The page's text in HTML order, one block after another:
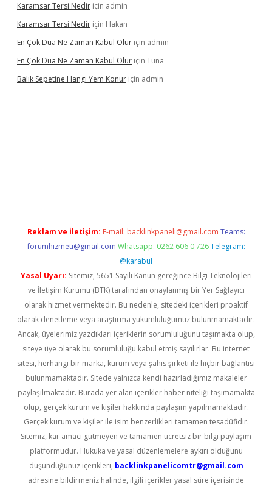
Karamsar Tersi Nedir için admin
Karamsar Tersi Nedir için Hakan
En Çok Dua Ne Zaman Kabul Olur için admin
En Çok Dua Ne Zaman Kabul Olur için Tuna
Balık Sepetine Hangi Yem Konur için admin
Reklam ve İletişim: E-mail: backlinkpaneli@gmail.com Teams:
forumhizmeti@gmail.com Whatsapp: 0262 606 0 726 Telegram:
@karabul
Yasal Uyarı: Sitemiz, 5651 Sayılı Kanun gereğince Bilgi Teknolojileri
ve İletişim Kurumu (BTK) tarafından onaylanmış bir Yer Sağlayıcı
olarak hizmet vermektedir. Bu nedenle, sitedeki içerikleri proaktif
olarak denetleme veya araştırma yükümlülüğümüz bulunmamaktadır.
Ancak, üyelerimiz yazdıkları içeriklerin sorumluluğunu taşımakta olup,
siteye üye olarak bu sorumluluğu kabul etmiş sayılırlar. Bu internet
sitesi, herhangi bir marka, kurum veya şahıs şirketi ile hiçbir bağlantısı
bulunmamaktadır. Sitede yalnızca kendi hazırladığımız makaleler
paylaşılmaktadır. Burada yer alan içerikler haber niteliği taşımamakta
olup, gerçek kurum ve kişiler hakkında paylaşım yapılmamaktadır.
Gerçek kurum ve kişiler ile isim benzerlikleri tamamen tesadüfidir.
Sitemiz, kar amacı gütmeyen ve tamamen ücretsiz bir bilgi paylaşım
platformudur. Hukuka ve yasal düzenlemelere aykırı olduğunu
düşündüğünüz içerikleri, backlinkpanelicomtr@gmail.com
adresine bildirmeniz halinde, ilgili içerikler yasal süre içerisinde